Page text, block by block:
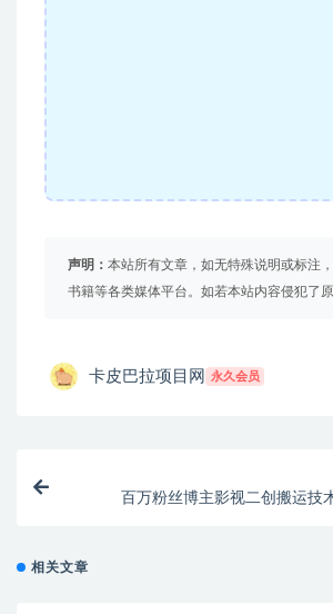
声明： 本站所有文章，如无特殊说明或标注
书籍等各类媒体平台。如若本站内容侵犯了
卡皮巴拉项目网 永久会员
百万粉丝博主影视二创搬运技
相关文章